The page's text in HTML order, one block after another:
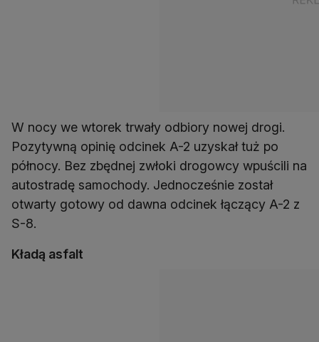
W nocy we wtorek trwały odbiory nowej drogi.
Pozytywną opinię odcinek A-2 uzyskał tuż po
północy. Bez zbędnej zwłoki drogowcy wpuścili na
autostradę samochody. Jednocześnie został
otwarty gotowy od dawna odcinek łączący A-2 z
S-8.
Kładą asfalt